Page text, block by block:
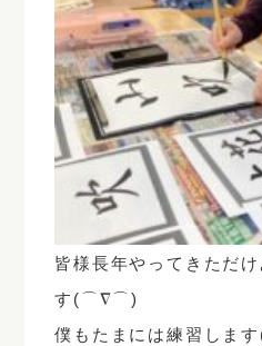
皆様長年やってきただ
す(⌒∇⌒)
僕もたまには練習しま